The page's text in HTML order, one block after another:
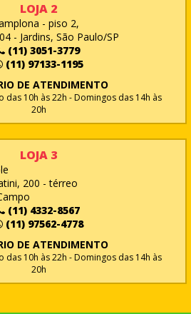
LOJA 2
- piso 2,
- Jardins, São Paulo/SP
(11) 3051-3779
(11) 97133-1195
DE ATENDIMENTO
das 10h às 22h - Domingos das 14h às
20h
LOJA 3
200 - térreo
(11) 4332-8567
(11) 97562-4778
DE ATENDIMENTO
das 10h às 22h - Domingos das 14h às
20h